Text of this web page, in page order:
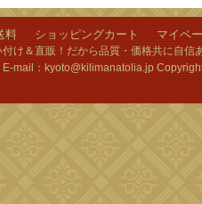
料 ショッピングカート マイペ
け＆直販！だから品質・価格共に自
：kyoto@kilimanatolia.jp